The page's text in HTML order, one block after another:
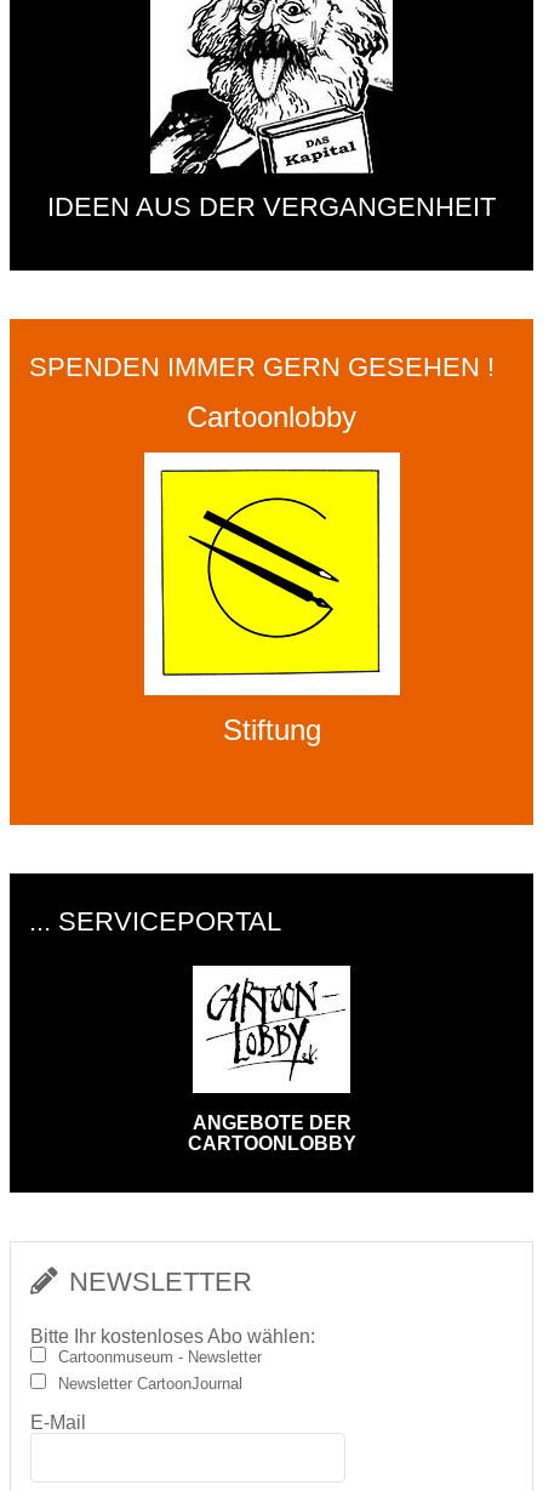
IDEEN AUS DER VERGANGENHEIT
SPENDEN IMMER GERN GESEHEN !
Cartoonlobby
Stiftung
... SERVICEPORTAL
ANGEBOTE DER
CARTOONLOBBY
NEWSLETTER
Bitte Ihr kostenloses Abo wählen:
Cartoonmuseum - Newsletter
Newsletter CartoonJournal
E-Mail